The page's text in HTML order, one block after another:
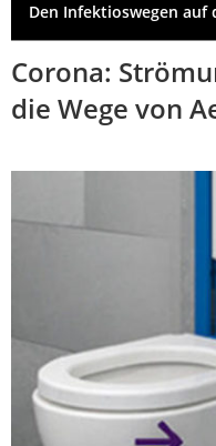
Den Infektioswegen auf
Corona:
die Wege von